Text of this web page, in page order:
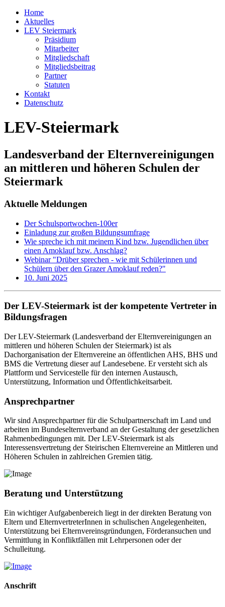
Home
Aktuelles
LEV Steiermark
Präsidium
Mitarbeiter
Mitgliedschaft
Mitgliedsbeitrag
Partner
Statuten
Kontakt
Datenschutz
LEV-Steiermark
Landesverband der Elternvereinigungen
an mittleren und höheren Schulen der
Steiermark
Aktuelle Meldungen
Der Schulsportwochen-100er
Einladung zur großen Bildungsumfrage
Wie spreche ich mit meinem Kind bzw. Jugendlichen über
einen Amoklauf bzw. Anschlag?
Webinar "Drüber sprechen - wie mit Schülerinnen und
Schülern über den Grazer Amoklauf reden?"
10. Juni 2025
Der LEV-Steiermark ist der kompetente Vertreter in
Bildungsfragen
Der LEV-Steiermark (Landesverband der Elternvereinigungen an
mittleren und höheren Schulen der Steiermark) ist als
Dachorganisation der Elternvereine an öffentlichen AHS, BHS und
BMS die Vertretung dieser auf Landesebene. Er versteht sich als
Plattform und Servicestelle für den internen Austausch,
Unterstützung, Information und Öffentlichkeitsarbeit.
Ansprechpartner
Wir sind Ansprechpartner für die Schulpartnerschaft im Land und
arbeiten im Bundeselternverband an der Gestaltung der gesetzlichen
Rahmenbedingungen mit. Der LEV-Steiermark ist als
Interessensvertretung der Steirischen Elternvereine an Mittleren und
Höheren Schulen in zahlreichen Gremien tätig.
Beratung und Unterstützung
Ein wichtiger Aufgabenbereich liegt in der direkten Beratung von
Eltern und ElternvertreterInnen in schulischen Angelegenheiten,
Unterstützung bei Elternvereinsgründungen, Förderansuchen und
Vermittlung in Konfliktfällen mit Lehrpersonen oder der
Schulleitung.
Anschrift